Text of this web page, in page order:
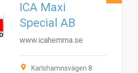
ICA Maxi
Special AB
www.icahemma.se
Karlshamnsvägen 8